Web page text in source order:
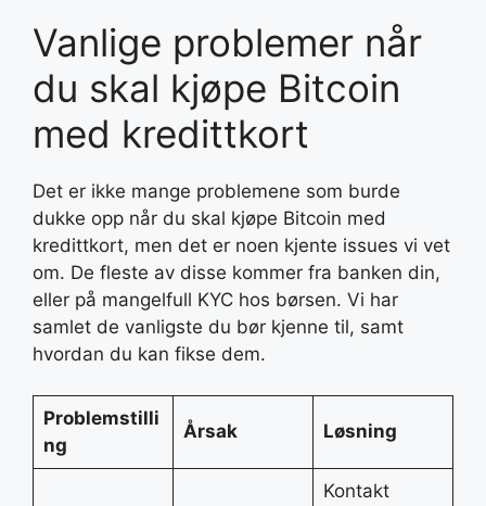
Vanlige problemer når
du skal kjøpe Bitcoin
med kredittkort
Det er ikke mange problemene som burde
dukke opp når du skal kjøpe Bitcoin med
kredittkort, men det er noen kjente issues vi vet
om. De fleste av disse kommer fra banken din,
eller på mangelfull KYC hos børsen. Vi har
samlet de vanligste du bør kjenne til, samt
hvordan du kan fikse dem.
Problemstilli
ng
Årsak Løsning
Kontakt